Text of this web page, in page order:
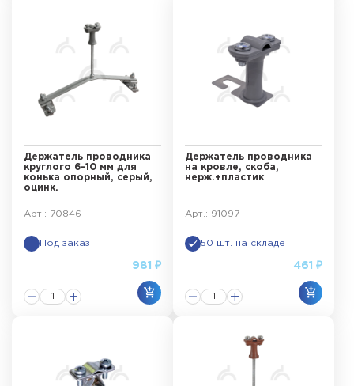
Держатель проводника
круглого 6-10 мм для
конька опорный, серый,
оцинк.
Арт.: 70846
Под заказ
981 ₽
Держатель проводника
на кровле, скоба,
нерж.+пластик
Арт.: 91097
50 шт. на складе
461 ₽